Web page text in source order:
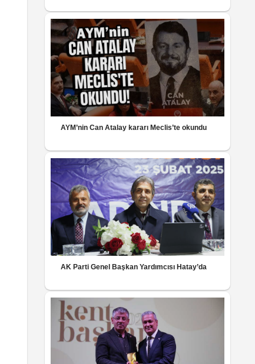
AYM’nin Can Atalay kararı Meclis’te okundu
AK Parti Genel Başkan Yardımcısı Hatay’da